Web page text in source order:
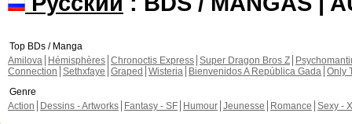
Top BDs / Manga
Amilova
Hémisphères Chronoctis Express Super Dragon Bros Z
Connection Sethxfaye Graped Wisteria Bienvenidos A República Gada Only
Genre
Action
Dessins - Artworks Fantasy - SF Humour Jeunesse Romance Sexy -